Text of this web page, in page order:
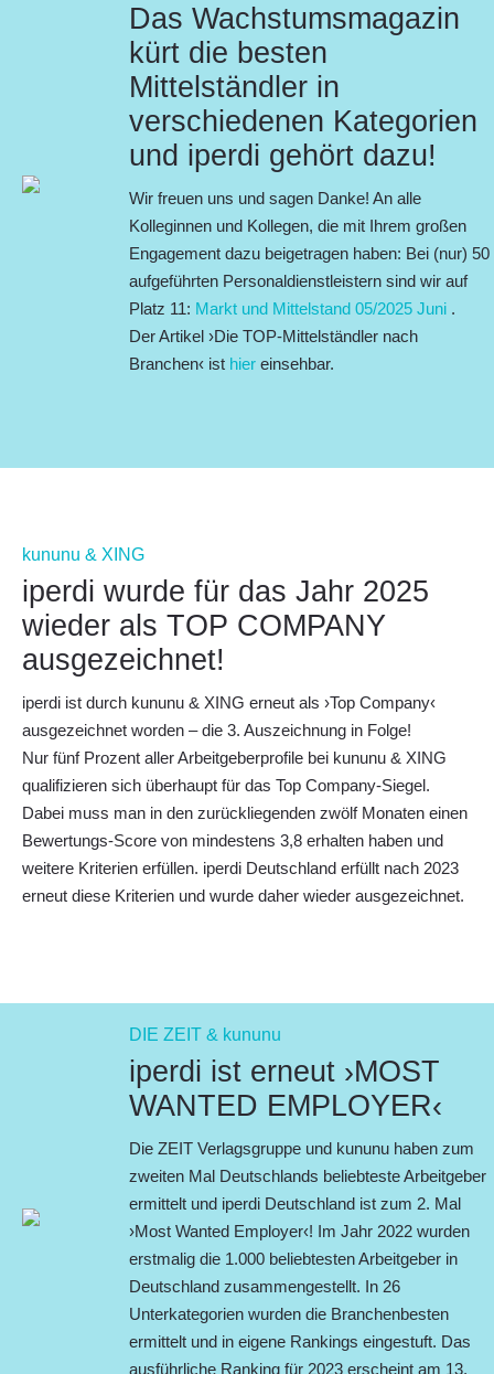
Das Wachstumsmagazin
kürt die besten
Mittelständler in
verschiedenen Kategorien
und iperdi gehört dazu!
Wir freuen uns und sagen Danke! An alle
Kolleginnen und Kollegen, die mit Ihrem großen
Engagement dazu beigetragen haben: Bei (nur) 50
aufgeführten Personaldienstleistern sind wir auf
Platz 11: Markt und Mittelstand 05/2025 Juni .
Der Artikel ›Die TOP-Mittelständler nach
Branchen‹ ist hier einsehbar.
kununu & XING
iperdi wurde für das Jahr 2025
wieder als TOP COMPANY
ausgezeichnet!
iperdi ist durch kununu & XING erneut als ›Top Company‹
ausgezeichnet worden – die 3. Auszeichnung in Folge!
Nur fünf Prozent aller Arbeitgeberprofile bei kununu & XING
qualifizieren sich überhaupt für das Top Company-Siegel.
Dabei muss man in den zurückliegenden zwölf Monaten einen
Bewertungs-Score von mindestens 3,8 erhalten haben und
weitere Kriterien erfüllen. iperdi Deutschland erfüllt nach 2023
erneut diese Kriterien und wurde daher wieder ausgezeichnet.
DIE ZEIT & kununu
iperdi ist erneut ›MOST
WANTED EMPLOYER‹
Die ZEIT Verlagsgruppe und kununu haben zum
zweiten Mal Deutschlands beliebteste Arbeitgeber
ermittelt und iperdi Deutschland ist zum 2. Mal
›Most Wanted Employer‹! Im Jahr 2022 wurden
erstmalig die 1.000 beliebtesten Arbeitgeber in
Deutschland zusammengestellt. In 26
Unterkategorien wurden die Branchenbesten
ermittelt und in eigene Rankings eingestuft. Das
ausführliche Ranking für 2023 erscheint am 13.